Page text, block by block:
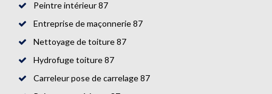
Peintre intérieur 87
Entreprise de maçonnerie 87
Nettoyage de toiture 87
Hydrofuge toiture 87
Carreleur pose de carrelage 87